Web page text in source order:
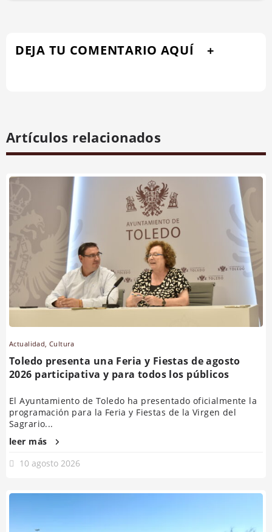
DEJA TU COMENTARIO AQUÍ
Artículos relacionados
Actualidad,Cultura
Toledo presenta una Feria y Fiestas de agosto
2026 participativa y para todos los públicos
El Ayuntamiento de Toledo ha presentado oficialmente la
programación para la Feria y Fiestas de la Virgen del
Sagrario...
leer más
10 agosto 2026